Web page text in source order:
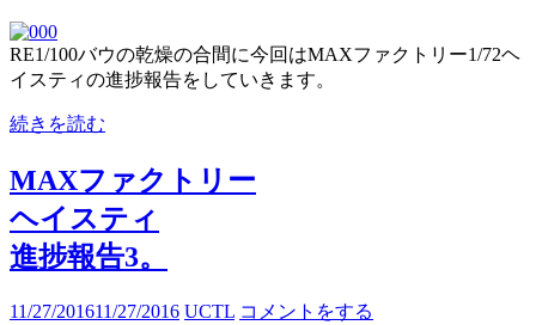
RE1/100バウの乾燥の合間に今回はMAXファクトリー1/72ヘ
イスティの進捗報告をしていきます。
続きを読む
MAXファクトリー
ヘイスティ
進捗報告3。
11/27/201611/27/2016 UCTL コメントをする